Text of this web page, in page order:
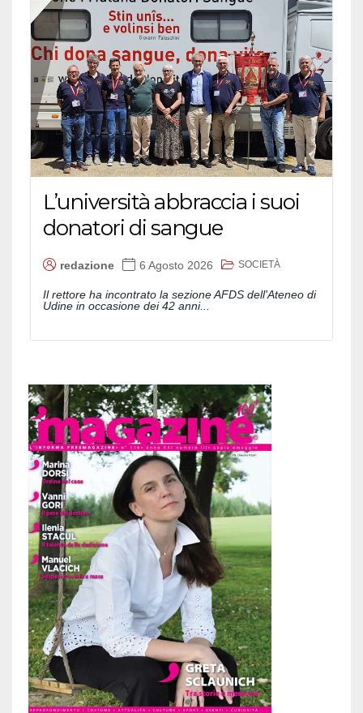
L’università abbraccia i suoi
donatori di sangue
redazione 6 Agosto 2026 SOCIETÀ
Il rettore ha incontrato la sezione AFDS dell'Ateneo di
Udine in occasione dei 42 anni...